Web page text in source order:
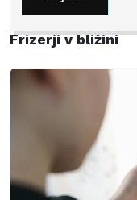
Frizerji v bližini